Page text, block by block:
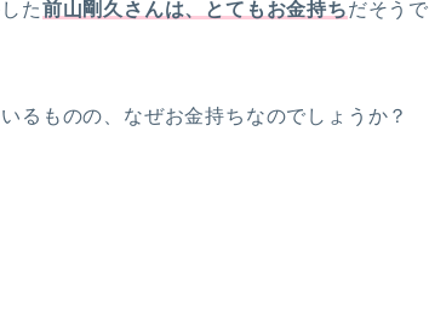
た前山剛久さんは、とてもお金持ちだそうで
るものの、なぜお金持ちなのでしょうか？